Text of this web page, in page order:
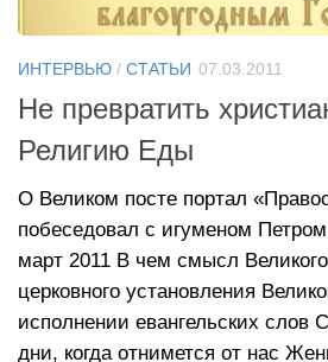
ИНТЕРВЬЮ / СТАТЬИ 07.03.2011
Не превратить
Религию Еды
О Великом посте портал
побеседовал с игуменом
март 2011 В чем смысл
церковного установления
исполнении евангельских слов
дни, когда отнимется от нас